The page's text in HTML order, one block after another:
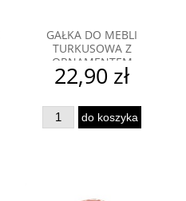
GAŁKA DO MEBLI
TURKUSOWA Z
ORNAMENTEM
22,90 zł
do koszyka